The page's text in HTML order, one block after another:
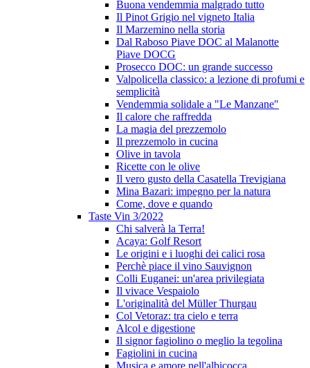
Buona vendemmia malgrado tutto
Il Pinot Grigio nel vigneto Italia
Il Marzemino nella storia
Dal Raboso Piave DOC al Malanotte
Piave DOCG
Prosecco DOC: un grande successo
Valpolicella classico: a lezione di profumi e
semplicità
Vendemmia solidale a "Le Manzane"
Il calore che raffredda
La magia del prezzemolo
Il prezzemolo in cucina
Olive in tavola
Ricette con le olive
Il vero gusto della Casatella Trevigiana
Mina Bazari: impegno per la natura
Come, dove e quando
Taste Vin 3/2022
Chi salverà la Terra!
Acaya: Golf Resort
Le origini e i luoghi dei calici rosa
Perchè piace il vino Sauvignon
Colli Euganei: un'area privilegiata
Il vivace Vespaiolo
L'originalità del Müller Thurgau
Col Vetoraz: tra cielo e terra
Alcol e digestione
Il signor fagiolino o meglio la tegolina
Fagiolini in cucina
Musica e amore nell'albicocca